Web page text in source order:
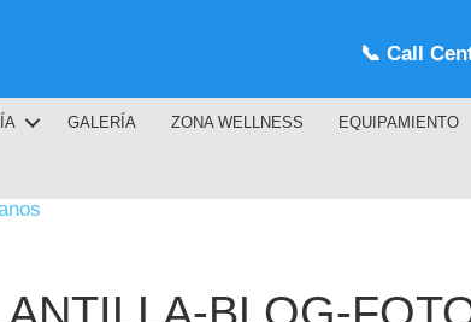
📞 Call
GALERÍA ZONA WELLNESS EQUIPAMIENTO